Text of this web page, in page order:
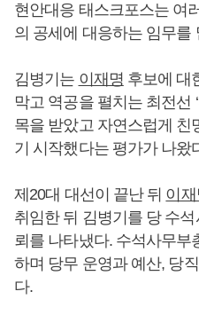
현안대응 태스크포스는 여
의 공세에 대응하는 임무를
김병기는 이재명 후보에 대
막고 역공을 펼치는 최전선
목을 받았고 자연스럽게 친
기 시작했다는 평가가 나왔
제20대 대선이 끝난 뒤 이재
취임한 뒤 김병기를 당 수
뢰를 나타냈다. 수석사무부
하며 당무 운영과 예산, 당
다.